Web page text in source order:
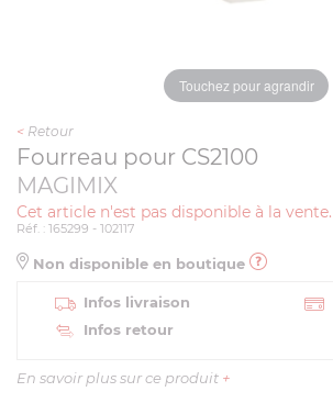
Touchez pour agrandir
< Retour
Fourreau pour CS2100
MAGIMIX
Cet article n'est pas disponible à la vente.
Réf. : 165299 - 102117
Non disponible en boutique
Infos livraison
Infos retour
En savoir plus sur ce produit +